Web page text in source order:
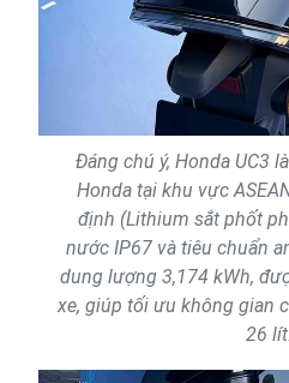
Đáng chú ý, Honda UC3
Honda tại khu vực
định (Lithium sắt phốt
nước IP67 và tiêu chuẩn
dung lượng 3,174 kWh,
xe, giúp tối ưu không gian
26 lít.